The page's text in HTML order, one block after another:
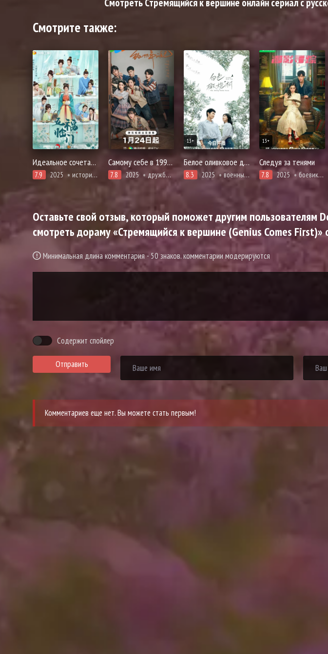
Смотреть Стремящийся к вершине онлайн сериал с
Смотрите также:
Идеальное сочетание
7.9 2025 история, комедия, романтика
Самому себе в 1999 году
7.8 2025 дружба, драма, про молодость и любовь
13+
Белое оливковое дерево
8.3 2025 военные, драма, адаптация новел, романтика
13+
Следуя за тенями
7.8 2025 боевики, история, мистика, расследование, романтика
Оставьте свой отзыв, который поможет другим пользователям
смотреть дораму «Стремящийся к вершине (Genius Comes First)»
Минимальная длина комментария - 50 знаков. комментарии модерируются
Содержит спойлер
Отправить
Комментариев еще нет. Вы можете стать первым!